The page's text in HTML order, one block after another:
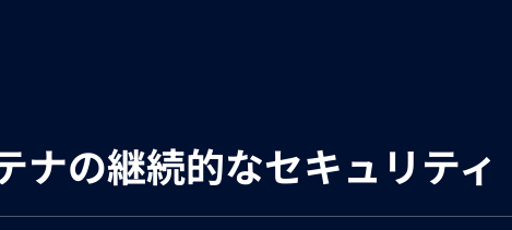
の継続的なセキュリティ